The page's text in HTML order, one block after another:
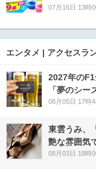
07月16日 13時
エンタメ | アクセスラ
2027年の
「夢のシ
08月05日 17時
東雲うみ、
艶な雰囲気
08月03日 18時